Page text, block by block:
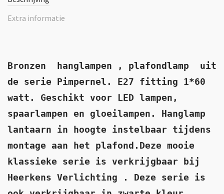
Extra informatie
Bronzen hanglampen , plafondlamp uit
de serie Pimpernel. E27 fitting 1*60
watt. Geschikt voor LED lampen,
spaarlampen en gloeilampen. Hanglamp
lantaarn in hoogte instelbaar tijdens
montage aan het plafond.Deze mooie
klassieke serie is verkrijgbaar bij
Heerkens Verlichting . Deze serie is